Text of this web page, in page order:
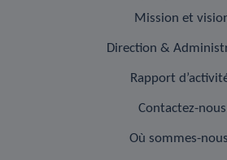
Mission et
Direction &
Rapport
Contactez-nous
Où sommes-